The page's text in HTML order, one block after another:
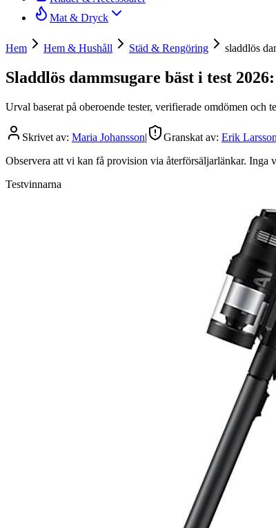
Mat & Dryck
Hem Hem & Hushåll Städ & Rengöring sladdlös
Sladdlös dammsugare bäst i test
Urval baserat på oberoende tester, verifierade omdömen
Skrivet av: Maria Johansson| Granskat av: Erik Larsson
Observera att vi kan få provision via återförsäljarlänkar. Inga
Testvinnarna